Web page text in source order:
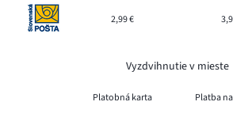
2,99 €
Vyzdvihnutie v mieste
Platobná karta Platba